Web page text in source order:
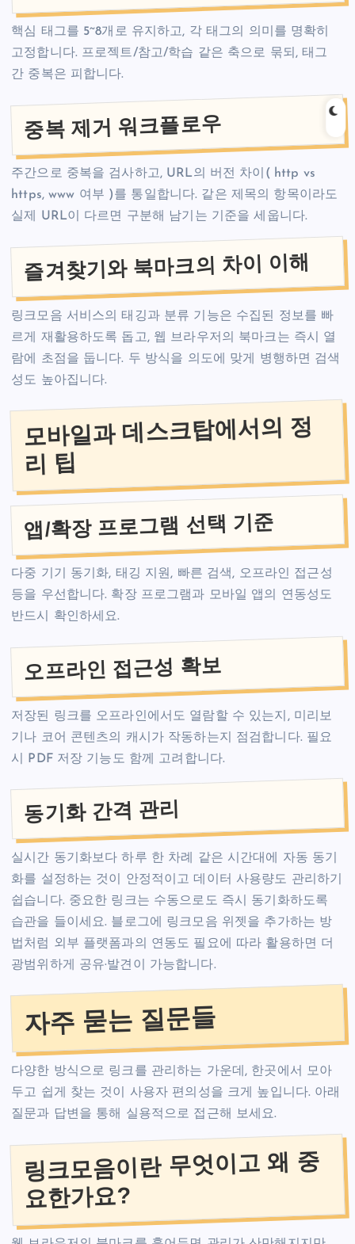
핵심 태그를 5~8개로 유지하고, 각 태그의 의미를 명확히
고정합니다. 프로젝트/참고/학습 같은 축으로 묶되, 태그
간 중복은 피합니다.
중복 제거 워크플로우
주간으로 중복을 검사하고, URL의 버전 차이( http vs
https, www 여부 )를 통일합니다. 같은 제목의 항목이라도
실제 URL이 다르면 구분해 남기는 기준을 세웁니다.
즐겨찾기와 북마크의 차이 이해
링크모음 서비스의 태깅과 분류 기능은 수집된 정보를 빠
르게 재활용하도록 돕고, 웹 브라우저의 북마크는 즉시 열
람에 초점을 둡니다. 두 방식을 의도에 맞게 병행하면 검색
성도 높아집니다.
모바일과 데스크탑에서의 정
리 팁
앱/확장 프로그램 선택 기준
다중 기기 동기화, 태깅 지원, 빠른 검색, 오프라인 접근성
등을 우선합니다. 확장 프로그램과 모바일 앱의 연동성도
반드시 확인하세요.
오프라인 접근성 확보
저장된 링크를 오프라인에서도 열람할 수 있는지, 미리보
기나 코어 콘텐츠의 캐시가 작동하는지 점검합니다. 필요
시 PDF 저장 기능도 함께 고려합니다.
동기화 간격 관리
실시간 동기화보다 하루 한 차례 같은 시간대에 자동 동기
화를 설정하는 것이 안정적이고 데이터 사용량도 관리하기
쉽습니다. 중요한 링크는 수동으로도 즉시 동기화하도록
습관을 들이세요. 블로그에 링크모음 위젯을 추가하는 방
법처럼 외부 플랫폼과의 연동도 필요에 따라 활용하면 더
광범위하게 공유·발견이 가능합니다.
자주 묻는 질문들
다양한 방식으로 링크를 관리하는 가운데, 한곳에서 모아
두고 쉽게 찾는 것이 사용자 편의성을 크게 높입니다. 아래
질문과 답변을 통해 실용적으로 접근해 보세요.
링크모음이란 무엇이고 왜 중
요한가요?